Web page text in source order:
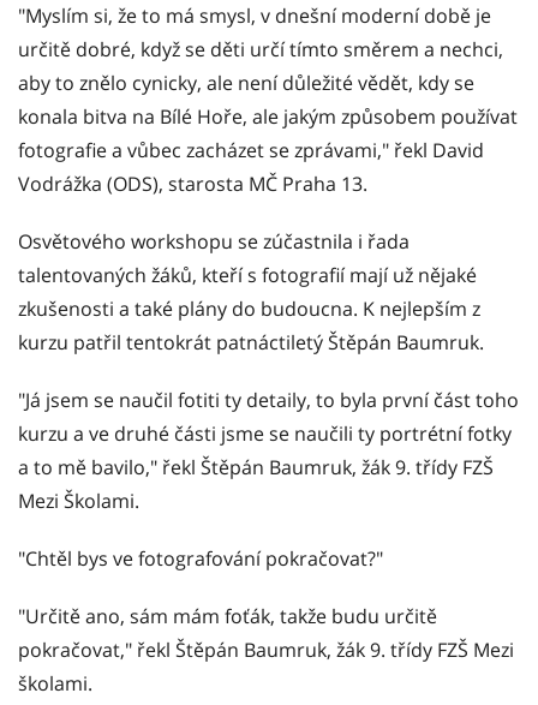
"Myslím si, že to má smysl, v dnešní moderní době je
určitě dobré, když se děti určí tímto směrem a nechci,
aby to znělo cynicky, ale není důležité vědět, kdy se
konala bitva na Bílé Hoře, ale jakým způsobem používat
fotografie a vůbec zacházet se zprávami," řekl David
Vodrážka (ODS), starosta MČ Praha 13.
Osvětového workshopu se zúčastnila i řada
talentovaných žáků, kteří s fotografií mají už nějaké
zkušenosti a také plány do budoucna. K nejlepším z
kurzu patřil tentokrát patnáctiletý Štěpán Baumruk.
"Já jsem se naučil fotiti ty detaily, to byla první část toho
kurzu a ve druhé části jsme se naučili ty portrétní fotky
a to mě bavilo," řekl Štěpán Baumruk, žák 9. třídy FZŠ
Mezi Školami.
"Chtěl bys ve fotografování pokračovat?"
"Určitě ano, sám mám foťák, takže budu určitě
pokračovat," řekl Štěpán Baumruk, žák 9. třídy FZŠ Mezi
školami.